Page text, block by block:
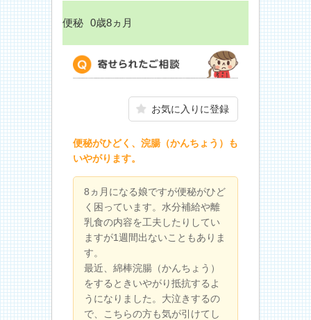
便秘 0歳8ヵ月
お気に入りに登録
便秘がひどく、浣腸（かんちょう）も
いやがります。
8ヵ月になる娘ですが便秘がひど
く困っています。水分補給や離
乳食の内容を工夫したりしてい
ますが1週間出ないこともありま
す。
最近、綿棒浣腸（かんちょう）
をするときいやがり抵抗するよ
うになりました。大泣きするの
で、こちらの方も気が引けてし